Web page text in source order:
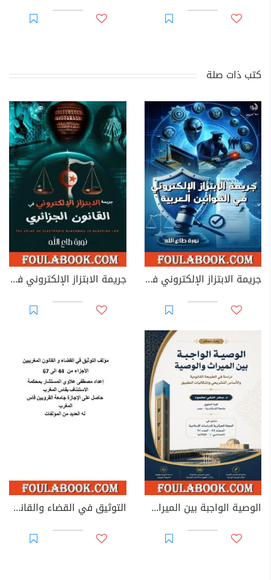
كتب ذات صلة
جريمة الابتزاز الإلكتروني في القوانين العربية جريمة الابتزاز الإلكتروني في القانون الجزائري
الوصية الواجبة بين الميراث والوصية: دراسة في الطبيعة القانونية والأساس التشريعي وإشكاليات التطبيق التوثيق في القضاء والقانون المغربيين - الأجزاء من 44 إلى 67